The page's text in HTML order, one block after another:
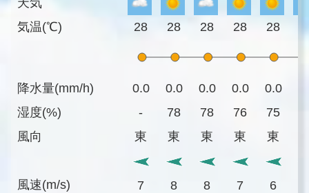
気温(℃)
降水量(mm/h)
湿度(%)
風向
風速(m/s)
28 28 28 28 28
0.0 0.0 0.0 0.0 0.0
-
78 78 76 75
東
東 東 東 東
7 8 8 7 6